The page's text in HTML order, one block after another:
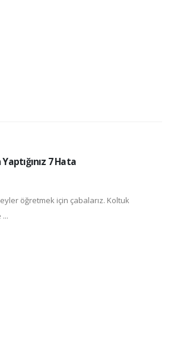
7 Hata
öğretmek için çabalarız. Koltuk